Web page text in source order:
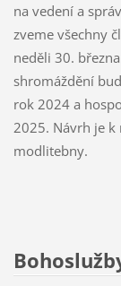
na vedení a
zveme všechny
neděli 30.
shromáždění
rok 2024 a
2025. Návrh je k
modlitebny.